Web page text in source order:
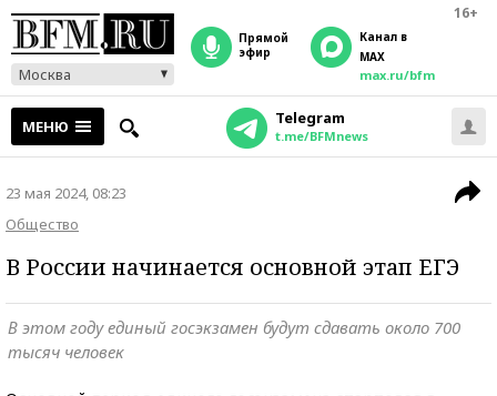
16+
Москва
прямой
эфир
Канал в
MAX
max.ru/bfm
МЕНЮ Telegram
t.me/BFMnews
23 мая 2024, 08:23
Общество
В России начинается основной этап ЕГЭ
В этом году единый госэкзамен будут сдавать около 700
тысяч человек